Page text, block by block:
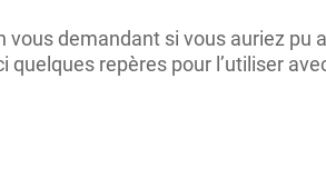
demandant si vous auriez pu
repères pour l’utiliser